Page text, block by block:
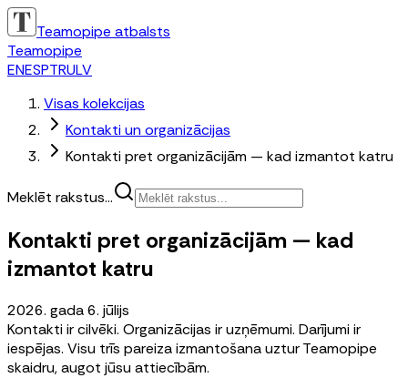
Teamopipe atbalsts
Teamopipe
ENESPTRULV
Visas kolekcijas
Kontakti un organizācijas
Kontakti pret organizācijām — kad izmantot katru
Meklēt rakstus...
Kontakti pret organizācijām — kad
izmantot katru
2026. gada 6. jūlijs
Kontakti ir cilvēki. Organizācijas ir uzņēmumi. Darījumi ir
iespējas. Visu trīs pareiza izmantošana uztur Teamopipe
skaidru, augot jūsu attiecībām.